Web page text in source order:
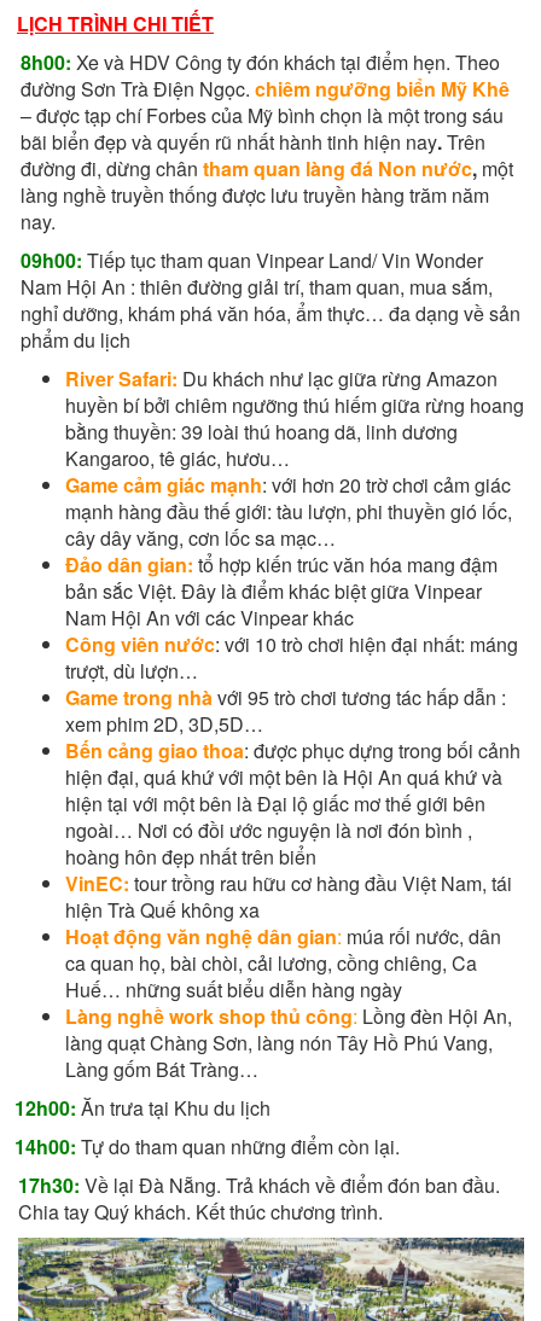
LỊCH TRÌNH CHI TIẾT
8h00: Xe và HDV Công ty đón khách tại điểm hẹn. Theo
đường Sơn Trà Điện Ngọc. chiêm ngưỡng biển Mỹ Khê
– được tạp chí Forbes của Mỹ bình chọn là một trong sáu
bãi biển đẹp và quyến rũ nhất hành tinh hiện nay.Trên
đường đi, dừng chân tham quan làng đá Non nước, một
làng nghề truyền thống được lưu truyền hàng trăm năm
nay.
09h00: Tiếp tục tham quan Vinpear Land/ Vin Wonder
Nam Hội An : thiên đường giải trí, tham quan, mua sắm,
nghỉ dưỡng, khám phá văn hóa, ẩm thực… đa dạng về sản
phẩm du lịch
River Safari: Du khách như lạc giữa rừng Amazon
huyền bí bởi chiêm ngưỡng thú hiếm giữa rừng hoang
bằng thuyền: 39 loài thú hoang dã, linh dương
Kangaroo, tê giác, hươu…
Game cảm giác mạnh: với hơn 20 trờ chơi cảm giác
mạnh hàng đầu thế giới: tàu lượn, phi thuyền gió lốc,
cây dây văng, cơn lốc sa mạc…
Đảo dân gian: tổ hợp kiến trúc văn hóa mang đậm
bản sắc Việt. Đây là điểm khác biệt giữa Vinpear
Nam Hội An với các Vinpear khác
Công viên nước: với 10 trò chơi hiện đại nhất: máng
trượt, dù lượn…
Game trong nhàvới 95 trò chơi tương tác hấp dẫn :
xem phim 2D, 3D,5D…
Bến cảng giao thoa: được phục dựng trong bối cảnh
hiện đại, quá khứ với một bên là Hội An quá khứ và
hiện tại với một bên là Đại lộ giấc mơ thế giới bên
ngoài… Nơi có đồi ước nguyện là nơi đón bình ,
hoàng hôn đẹp nhất trên biển
VinEC: tour trồng rau hữu cơ hàng đầu Việt Nam, tái
hiện Trà Quế không xa
Hoạt động văn nghệ dân gian: múa rối nước, dân
ca quan họ, bài chòi, cải lương, cồng chiêng, Ca
Huế… những suất biểu diễn hàng ngày
Làng nghề work shop thủ công: Lồng đèn Hội An,
làng quạt Chàng Sơn, làng nón Tây Hồ Phú Vang,
Làng gốm Bát Tràng…
12h00: Ăn trưa tại Khu du lịch
14h00: Tự do tham quan những điểm còn lại.
17h30: Về lại Đà Nẵng. Trả khách về điểm đón ban đầu.
Chia tay Quý khách. Kết thúc chương trình.